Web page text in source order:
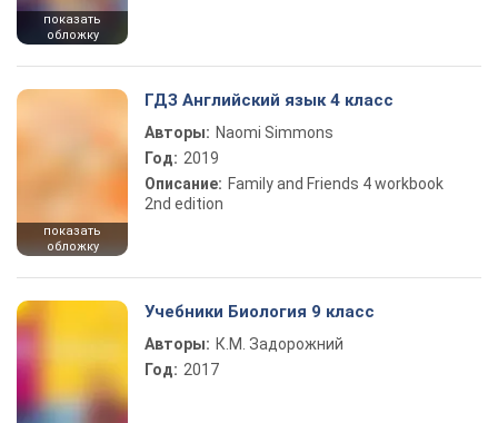
показать
обложку
показать
обложку
ГДЗ Английский язык 4 класс
Авторы: Naomi Simmons
Год: 2019
Описание: Family and Friends 4 workbook
2nd edition
Учебники Биология 9 класс
Авторы: К.М. Задорожний
Год: 2017